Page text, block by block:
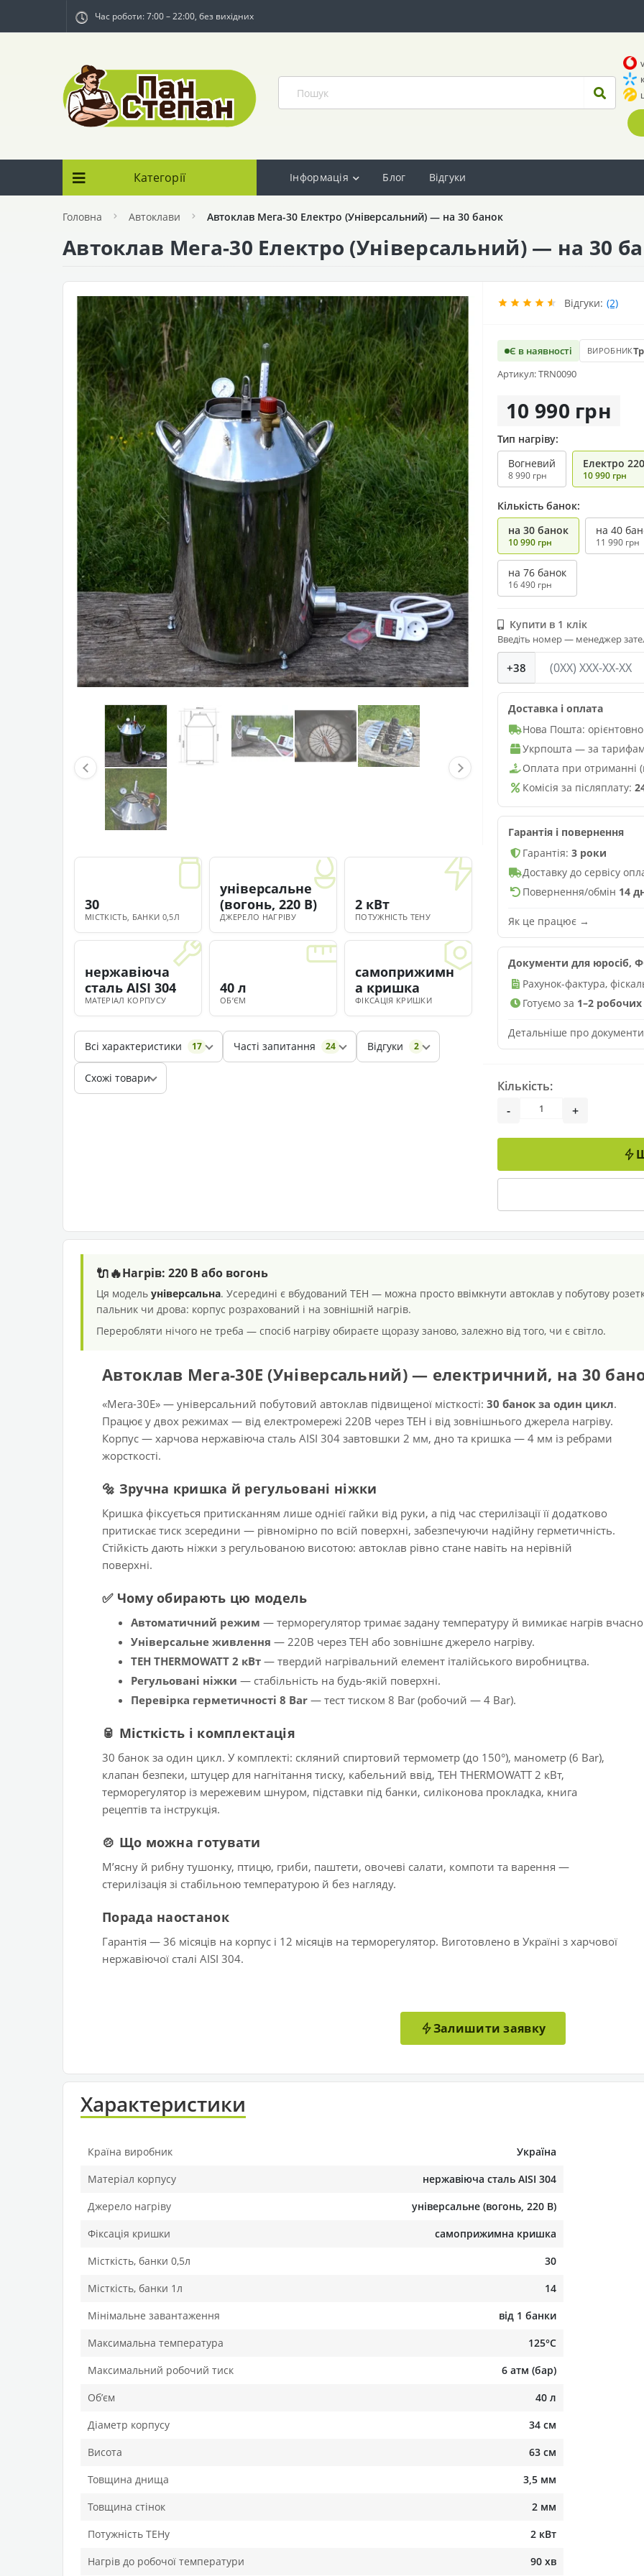
Час роботи: 7:00 – 22:00, без вихідних
Категорії Інформація Блог Відгуки
Головна Автоклави Автоклав Мега-30 Електро (Універсальний) — на 30 банок
Автоклав Мега-30 Електро (Універсальний) — на 30
Відгуки: (2)
Є в наявності ВИРОБНИК
Артикул: TRN0090
10 990 грн
Тип нагріву:
Вогневий
8 990 грн
Електро
10 990 грн
Кількість банок:
на 30 банок
10 990 грн
на 40
11 990 грн
на 76 банок
16 490 грн
Купити в 1 клік
Введіть номер — менеджер
+38
Доставка і оплата
Нова Пошта:
Укрпошта — за
Оплата при отриманні
Комісія за післяплату:
Гарантія і повернення
Гарантія: 3 роки
Доставку до сервісу
Повернення/обмін 14
Як це працює →
Документи для юросіб,
Рахунок-фактура,
Готуємо за 1–2 робочих
Детальніше про
Кількість:
-
+
МІСТКІСТЬ, БАНКИ 0,5Л
30
ДЖЕРЕЛО НАГРІВУ
універсальне
(вогонь, 220 В)
ПОТУЖНІСТЬ ТЕНУ
2 кВт
МАТЕРІАЛ КОРПУСУ
нержавіюча
сталь AISI 304
ОБʼЄМ
40 л
ФІКСАЦІЯ КРИШКИ
самоприжимн
а кришка
Всі характеристики 17 Часті запитання 24 Відгуки 2
Схожі товари
🔌🔥Нагрів: 220 В або вогонь
Ця модель універсальна. Усередині є вбудований ТЕН — можна просто ввімкнути автоклав у побутову
пальник чи дрова: корпус розрахований і на зовнішній нагрів.
Переробляти нічого не треба — спосіб нагріву обираєте щоразу заново, залежно від того, чи є світло.
Автоклав Мега-30Е (Універсальний) — електричний, на 30
«Мега-30Е» — універсальний побутовий автоклав підвищеної місткості: 30 банок за один цикл.
Працює у двох режимах — від електромережі 220В через ТЕН і від зовнішнього джерела нагріву.
Корпус — харчова нержавіюча сталь AISI 304 завтовшки 2 мм, дно та кришка — 4 мм із ребрами
жорсткості.
🔩 Зручна кришка й регульовані ніжки
Кришка фіксується притисканням лише однієї гайки від руки, а під час стерилізації її додатково
притискає тиск зсередини — рівномірно по всій поверхні, забезпечуючи надійну герметичність.
Стійкість дають ніжки з регульованою висотою: автоклав рівно стане навіть на нерівній
поверхні.
✅ Чому обирають цю модель
Автоматичний режим — терморегулятор тримає задану температуру й вимикає нагрів
Універсальне живлення — 220В через ТЕН або зовнішнє джерело нагріву.
ТЕН THERMOWATT 2 кВт — твердий нагрівальний елемент італійського виробництва.
Регульовані ніжки — стабільність на будь-якій поверхні.
Перевірка герметичності 8 Bar — тест тиском 8 Bar (робочий — 4 Bar).
🥫 Місткість і комплектація
30 банок за один цикл. У комплекті: скляний спиртовий термометр (до 150°), манометр (6 Bar),
клапан безпеки, штуцер для нагнітання тиску, кабельний ввід, ТЕН THERMOWATT 2 кВт,
терморегулятор із мережевим шнуром, підставки під банки, силіконова прокладка, книга
рецептів та інструкція.
🍲 Що можна готувати
Мʼясну й рибну тушонку, птицю, гриби, паштети, овочеві салати, компоти та варення —
стерилізація зі стабільною температурою й без нагляду.
Порада наостанок
Гарантія — 36 місяців на корпус і 12 місяців на терморегулятор. Виготовлено в Україні з харчової
нержавіючої сталі AISI 304.
Залишити заявку
Характеристики
Країна виробник
Україна
Матеріал корпусу
нержавіюча сталь AISI 304
Джерело нагріву
універсальне (вогонь, 220 В)
Фіксація кришки
самоприжимна кришка
Місткість, банки 0,5л
30
Місткість, банки 1л
14
Мінімальне завантаження
від 1 банки
Максимальна температура
125°C
Максимальний робочий тиск
6 атм (бар)
Обʼєм
40 л
Діаметр корпусу
34 см
Висота
63 см
Товщина днища
3,5 мм
Товщина стінок
2 мм
Потужність ТЕНу
2 кВт
Нагрів до робочої температури
90 хв